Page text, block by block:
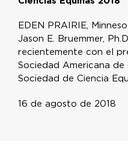
EDEN PRAIRIE,
Jason E. Bruemmer,
recientemente con el
Sociedad Americana de
Sociedad de Ciencia
16 de agosto de 2018